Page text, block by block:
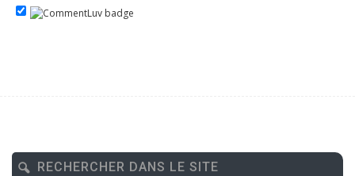
RECHERCHER DANS LE SITE